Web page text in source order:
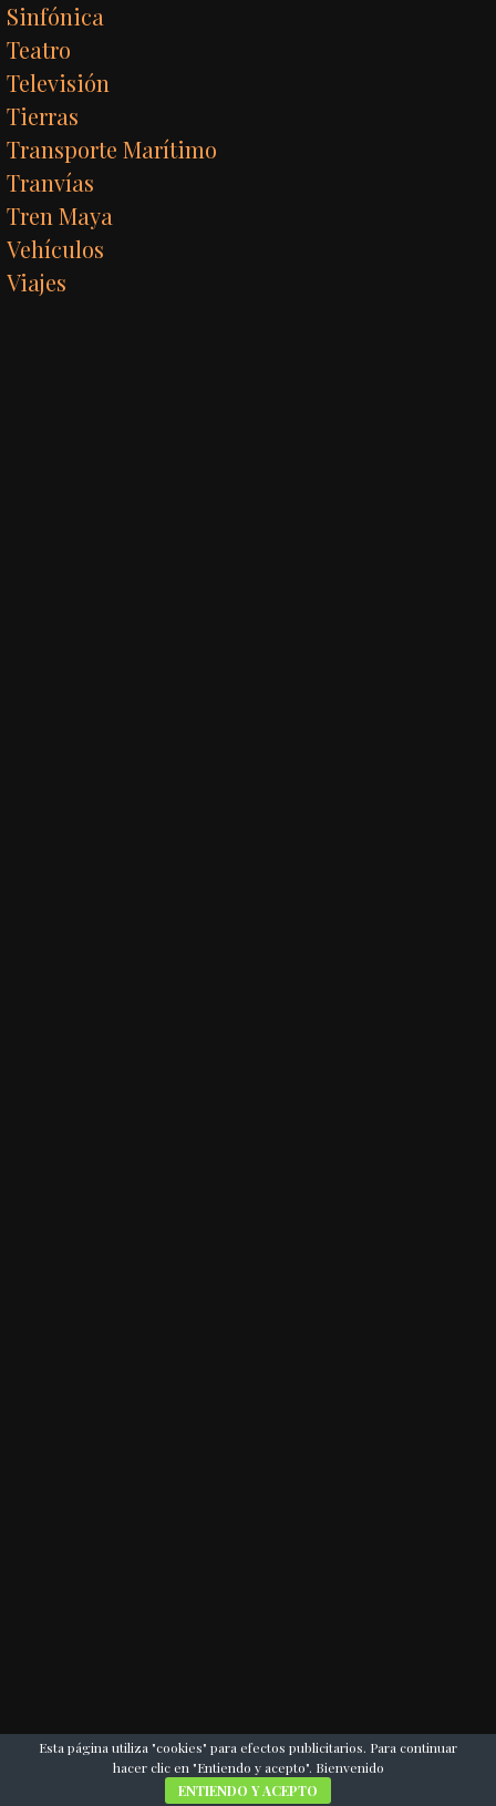
Sinfónica
Teatro
Televisión
Tierras
Transporte Marítimo
Tranvías
Tren Maya
Vehículos
Viajes
Esta página utiliza "cookies" para efectos publicitarios. Para continuar
hacer clic en "Entiendo y acepto". Bienvenido
ENTIENDO Y ACEPTO